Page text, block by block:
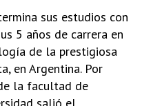
sus estudios con
5 años de carrera en
de la prestigiosa
en Argentina. Por
la facultad de
salió el